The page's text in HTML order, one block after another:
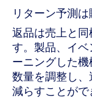
リターン予測
返品は売上と
す。製品、イ
ーニングした
数量を調整し
減らすことが